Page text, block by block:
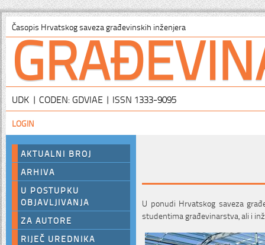
Časopis Hrvatskog saveza građevinskih inženjera
UDK | CODEN: GDVIAE | ISSN 1333-9095
LOGIN
AKTUALNI BROJ
ARHIVA
U POSTUPKU
OBJAVLJIVANJA
ZA AUTORE
RIJEČ UREDNIKA
U ponudi Hrvatskog saveza
studentima građevinarstva, ali i